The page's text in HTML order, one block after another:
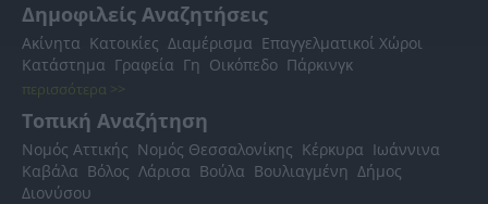
Δημοφιλείς Αναζητήσεις
Ακίνητα Κατοικίες Διαμέρισμα Επαγγελματικοί Χώροι
Κατάστημα Γραφεία Γη Οικόπεδο Πάρκινγκ
περισσότερα >>
Τοπική Αναζήτηση
Νομός Αττικής Νομός Θεσσαλονίκης Κέρκυρα Ιωάννινα
Καβάλα Βόλος Λάρισα Βούλα Βουλιαγμένη Δήμος
Διονύσου